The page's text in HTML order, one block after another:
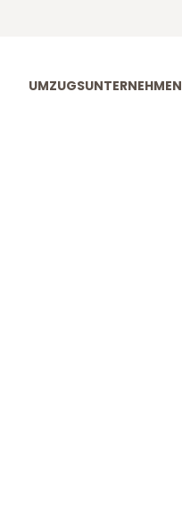
UMZUGSUNTERNEHMEN